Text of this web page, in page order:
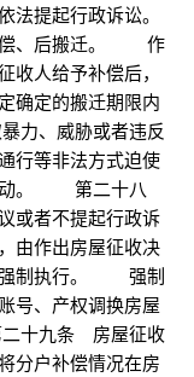
提起行政诉讼。
偿、后搬迁。 作
收人给予补偿后，
确定的搬迁期限内
、威胁或者违反
行等非法方式迫使
动。 第二十八
或者不提起行政诉
由作出房屋征收决
强制执行。 强制
号、产权调换房屋
十九条 房屋征收
分户补偿情况在房